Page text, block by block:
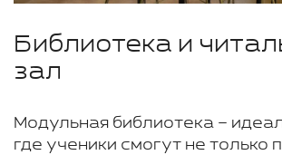
Библиотека и
зал
Модульная библиотека –
где ученики смогут не только